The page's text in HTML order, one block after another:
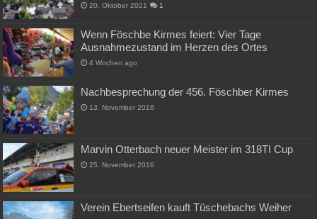
20. Oktober 2021 1
Wenn Föschbe Kirmes feiert: Vier Tage
Ausnahmezustand im Herzen des Ortes
4 Wochen ago
Nachbesprechung der 456. Föschber Kirmes
13. November 2016
Marvin Otterbach neuer Meister im 318TI Cup
25. November 2016
Verein Ebertseifen kauft Tüschebachs Weiher